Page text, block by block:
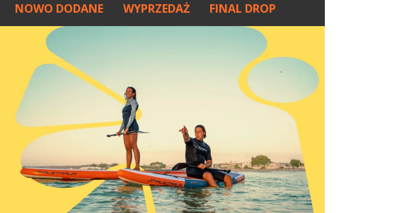
NOWO DODANE WYPRZEDAŻ FINAL DROP